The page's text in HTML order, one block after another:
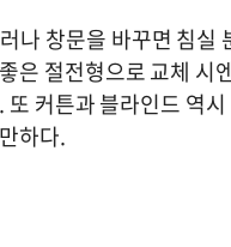
나 창문을 바꾸면 침실
은 절전형으로 교체 시
커튼과 블라인드 역
하다.